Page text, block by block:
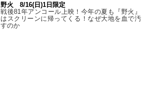
野火 8/16(日)1日限定
戦後81年アンコール上映！今年の夏も『野火』
はスクリーンに帰ってくる！なぜ大地を血で汚
すのか